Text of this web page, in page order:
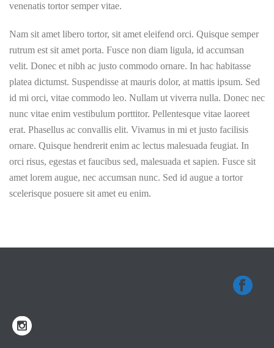
venenatis tortor semper vitae.
Nam sit amet libero tortor, sit amet eleifend orci. Quisque semper
rutrum est sit amet porta. Fusce non diam ligula, id accumsan
velit. Donec et nibh ac justo commodo ornare. In hac habitasse
platea dictumst. Suspendisse at mauris dolor, at mattis ipsum. Sed
id mi orci, vitae commodo leo. Nullam ut viverra nulla. Donec nec
nunc vitae enim vestibulum porttitor. Pellentesque vitae laoreet
erat. Phasellus ac convallis elit. Vivamus in mi et justo facilisis
ornare. Quisque hendrerit enim ac lectus malesuada feugiat. In
orci risus, egestas et faucibus sed, malesuada et sapien. Fusce sit
amet lorem augue, nec accumsan nunc. Sed id augue a tortor
scelerisque posuere sit amet eu enim.